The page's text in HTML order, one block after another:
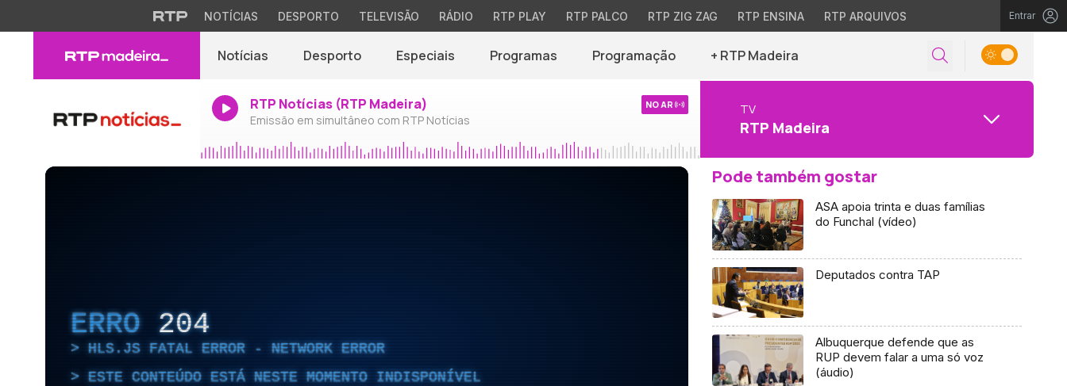
NOTÍCIAS DESPORTO TELEVISÃO RÁDIO RTP PLAY RTP PALCO RTP ZIG ZAG RTP ENSINA RTP ARQUIVOS Entrar
Notícias Desporto Especiais Programas Programação + RTP Madeira
RTP Notícias (RTP Madeira)
Emissão em simultâneo com RTP Notícias
NO AR TV
RTP Madeira
ERRO 204
HLS.JS FATAL ERROR - NETWORK ERROR
ESTE CONTEÚDO ESTÁ NESTE MOMENTO INDISPONÍVEL
Pode também gostar
ASA apoia trinta e duas famílias
do Funchal (vídeo)
Deputados contra TAP
Albuquerque defende que as
RUP devem falar a uma só voz
(áudio)